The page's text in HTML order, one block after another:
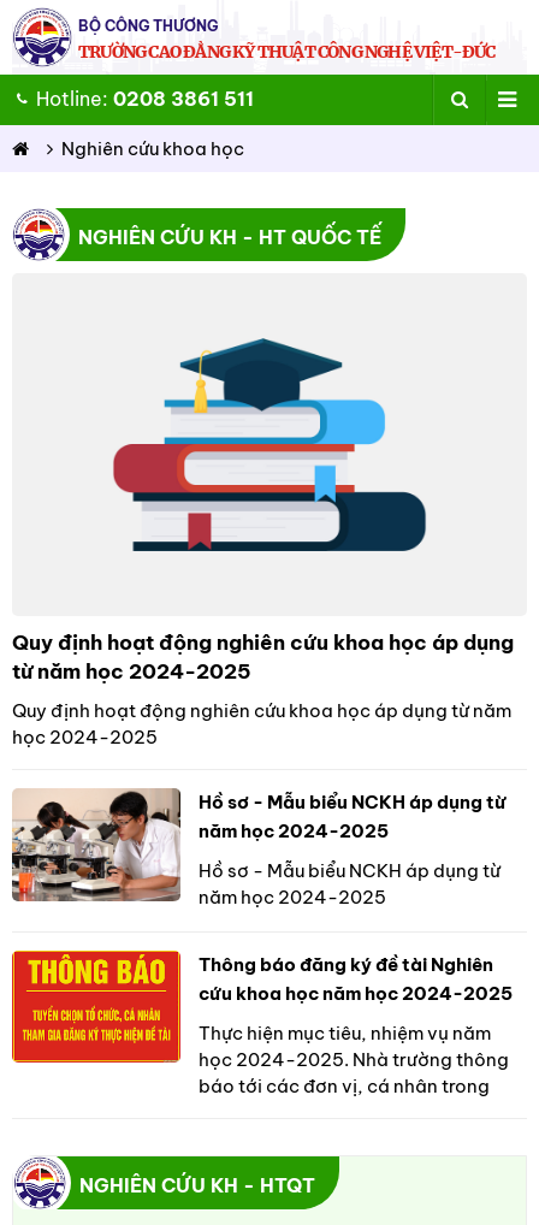
BỘ CÔNG THƯƠNG
TRƯỜNG CAO ĐẲNG KỸ THUẬT CÔNG NGHỆ VIỆT-ĐỨC
Hotline: 0208 3861 511
Nghiên cứu khoa học
NGHIÊN CỨU KH - HT QUỐC TẾ
Quy định hoạt động nghiên cứu khoa học áp dụng
từ năm học 2024-2025
Quy định hoạt động nghiên cứu khoa học áp dụng từ năm
học 2024-2025
Hồ sơ - Mẫu biểu NCKH áp dụng từ
năm học 2024-2025
Hồ sơ - Mẫu biểu NCKH áp dụng từ
năm học 2024-2025
Thông báo đăng ký đề tài Nghiên
cứu khoa học năm học 2024-2025
Thực hiện mục tiêu, nhiệm vụ năm
học 2024-2025. Nhà trường thông
báo tới các đơn vị, cá nhân trong
NGHIÊN CỨU KH - HTQT